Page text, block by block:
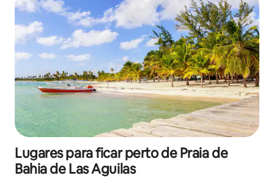
Lugares para ficar perto de Praia de
Bahia de Las Aguilas